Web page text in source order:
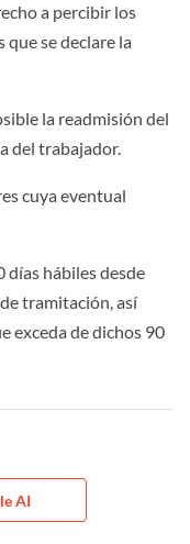
a percibir los
se declare la
la readmisión del
del trabajador.
cuya eventual
días hábiles desde
tramitación, así
exceda de dichos 90
AI